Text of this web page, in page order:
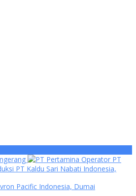
Operator PT
PT Kaldu Sari Nabati Indonesia,
Pacific Indonesia, Dumai